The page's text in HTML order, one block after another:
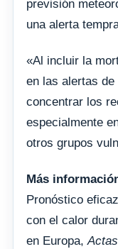
previsión
una alerta
«Al incluir la
en las alertas
concentrar los
especialmente
otros grupos
Más
Pronóstico
con el calor
en Europa,